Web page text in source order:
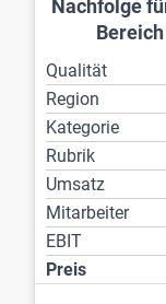
Nachfolge
Qualität
Region
Kategorie
Rubrik
Umsatz
Mitarbeiter
EBIT
Preis